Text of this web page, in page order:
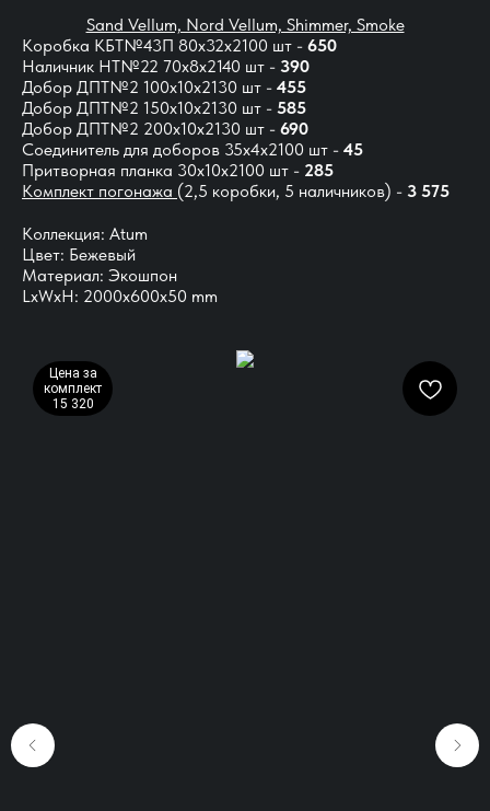
Sand Vellum, Nord Vellum, Shimmer, Smoke
Коробка КБТ№43П 80х32х2100 шт - 650
Наличник НТ№22 70х8х2140 шт - 390
Добор ДПТ№2 100х10х2130 шт - 455
Добор ДПТ№2 150х10х2130 шт - 585
Добор ДПТ№2 200х10х2130 шт - 690
Соединитель для доборов 35х4х2100 шт - 45
Притворная планка 30х10х2100 шт - 285
Комплект погонажа (2,5 коробки, 5 наличников) - 3 575
Коллекция: Atum
Цвет: Бежевый
Материал: Экошпон
LxWxH: 2000x600x50 mm
Цена за
комплект
15 320